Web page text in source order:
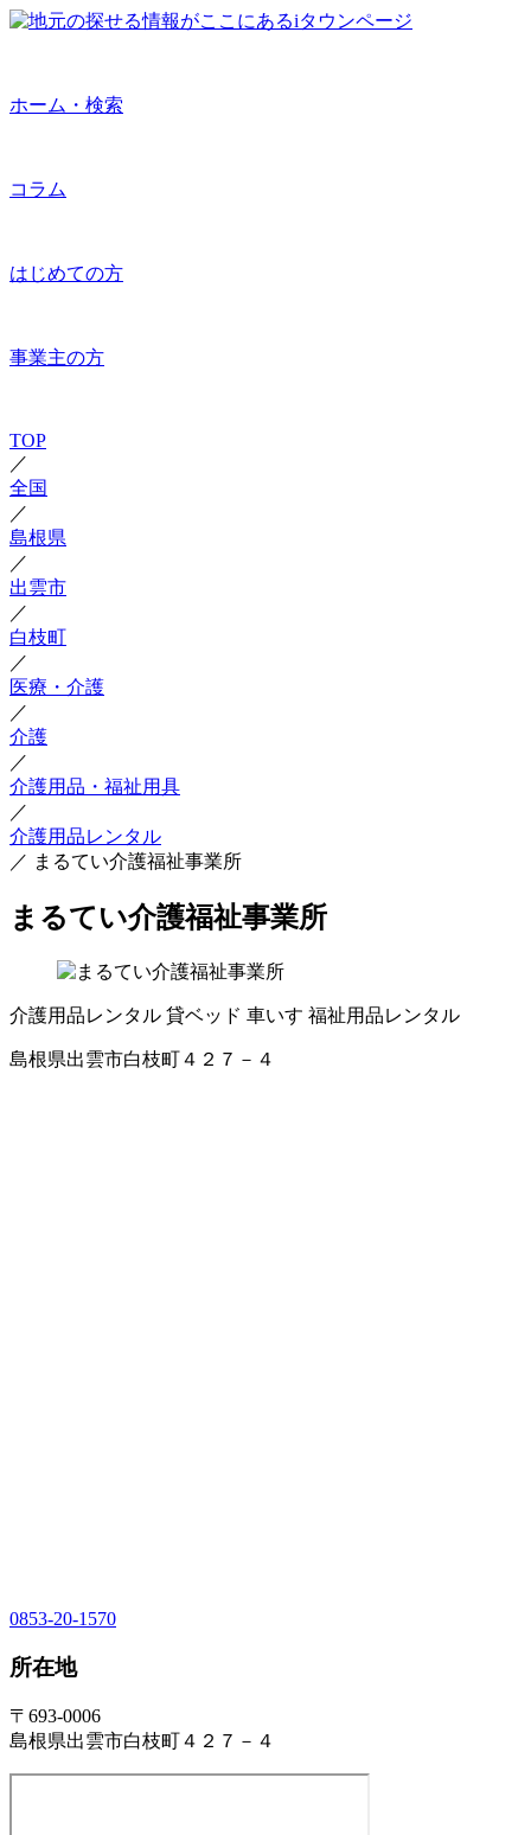
ホーム・検索
コラム
はじめての方
事業主の方
TOP
／
全国
／
島根県
／
出雲市
／
白枝町
／
医療・介護
／
介護
／
介護用品・福祉用具
／
介護用品レンタル
／ まるてい介護福祉事業所
まるてい介護福祉事業所
介護用品レンタル 貸ベッド 車いす 福祉用品レンタル
島根県出雲市白枝町４２７－４
0853-20-1570
所在地
〒693-0006
島根県出雲市白枝町４２７－４